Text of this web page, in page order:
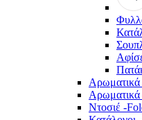
Αρωματικά
Ντοσιέ -